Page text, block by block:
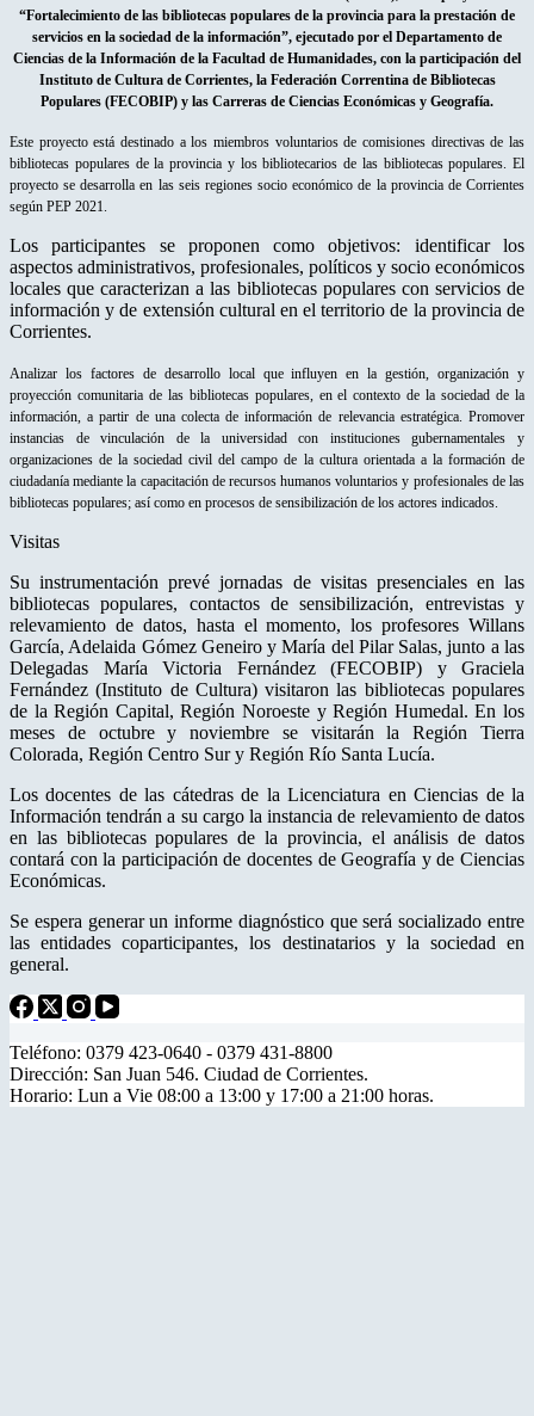
“Fortalecimiento de las bibliotecas populares de la provincia para la prestación de
servicios en la sociedad de la información”, ejecutado por el Departamento de
Ciencias de la Información de la Facultad de Humanidades, con la participación del
Instituto de Cultura de Corrientes, la Federación Correntina de Bibliotecas
Populares (FECOBIP) y las Carreras de Ciencias Económicas y Geografía.
Este proyecto está destinado a los miembros voluntarios de comisiones directivas de las
bibliotecas populares de la provincia y los bibliotecarios de las bibliotecas populares. El
proyecto se desarrolla en las seis regiones socio económico de la provincia de Corrientes
según PEP 2021.
Los participantes se proponen como objetivos: identificar los
aspectos administrativos, profesionales, políticos y socio económicos
locales que caracterizan a las bibliotecas populares con servicios de
información y de extensión cultural en el territorio de la provincia de
Corrientes.
Analizar los factores de desarrollo local que influyen en la gestión, organización y
proyección comunitaria de las bibliotecas populares, en el contexto de la sociedad de la
información, a partir de una colecta de información de relevancia estratégica. Promover
instancias de vinculación de la universidad con instituciones gubernamentales y
organizaciones de la sociedad civil del campo de la cultura orientada a la formación de
ciudadanía mediante la capacitación de recursos humanos voluntarios y profesionales de las
bibliotecas populares; así como en procesos de sensibilización de los actores indicados.
Visitas
Su instrumentación prevé jornadas de visitas presenciales en las
bibliotecas populares, contactos de sensibilización, entrevistas y
relevamiento de datos, hasta el momento, los profesores Willans
García, Adelaida Gómez Geneiro y María del Pilar Salas, junto a las
Delegadas María Victoria Fernández (FECOBIP) y Graciela
Fernández (Instituto de Cultura) visitaron las bibliotecas populares
de la Región Capital, Región Noroeste y Región Humedal. En los
meses de octubre y noviembre se visitarán la Región Tierra
Colorada, Región Centro Sur y Región Río Santa Lucía.
Los docentes de las cátedras de la Licenciatura en Ciencias de la
Información tendrán a su cargo la instancia de relevamiento de datos
en las bibliotecas populares de la provincia, el análisis de datos
contará con la participación de docentes de Geografía y de Ciencias
Económicas.
Se espera generar un informe diagnóstico que será socializado entre
las entidades coparticipantes, los destinatarios y la sociedad en
general.
Teléfono: 0379 423-0640 - 0379 431-8800
Dirección: San Juan 546. Ciudad de Corrientes.
Horario: Lun a Vie 08:00 a 13:00 y 17:00 a 21:00 horas.